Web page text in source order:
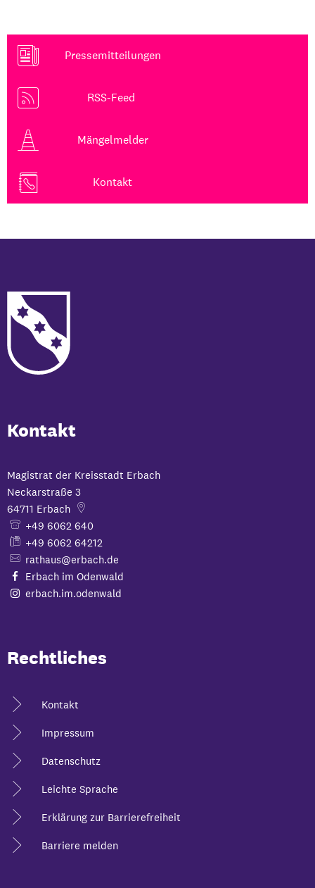
Pressemitteilungen
RSS-Feed
Mängelmelder
Kontakt
Kontakt
Magistrat der Kreisstadt Erbach
Neckarstraße 3
64711 Erbach
+49 6062 640
+49 6062 64212
rathaus@erbach.de
Erbach im Odenwald
erbach.im.odenwald
Rechtliches
Kontakt
Impressum
Datenschutz
Leichte Sprache
Erklärung zur Barrierefreiheit
Barriere melden